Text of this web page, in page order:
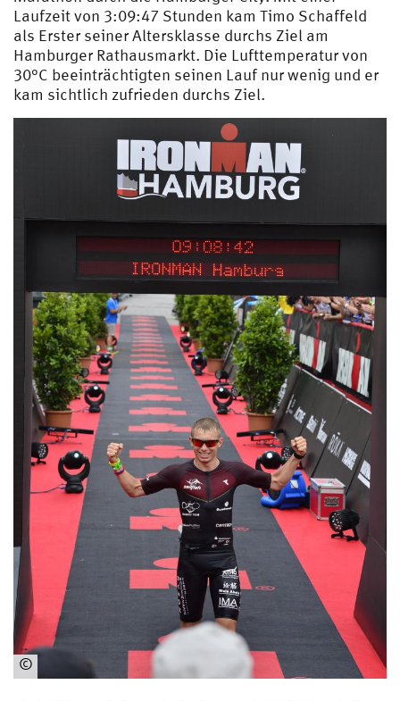
Laufzeit von 3:09:47 Stunden kam Timo Schaffeld
als Erster seiner Altersklasse durchs Ziel am
Hamburger Rathausmarkt. Die Lufttemperatur von
30°C beeinträchtigten seinen Lauf nur wenig und er
kam sichtlich zufrieden durchs Ziel.
©
HSU